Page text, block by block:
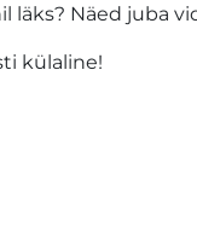
läks? Näed juba
külaline!